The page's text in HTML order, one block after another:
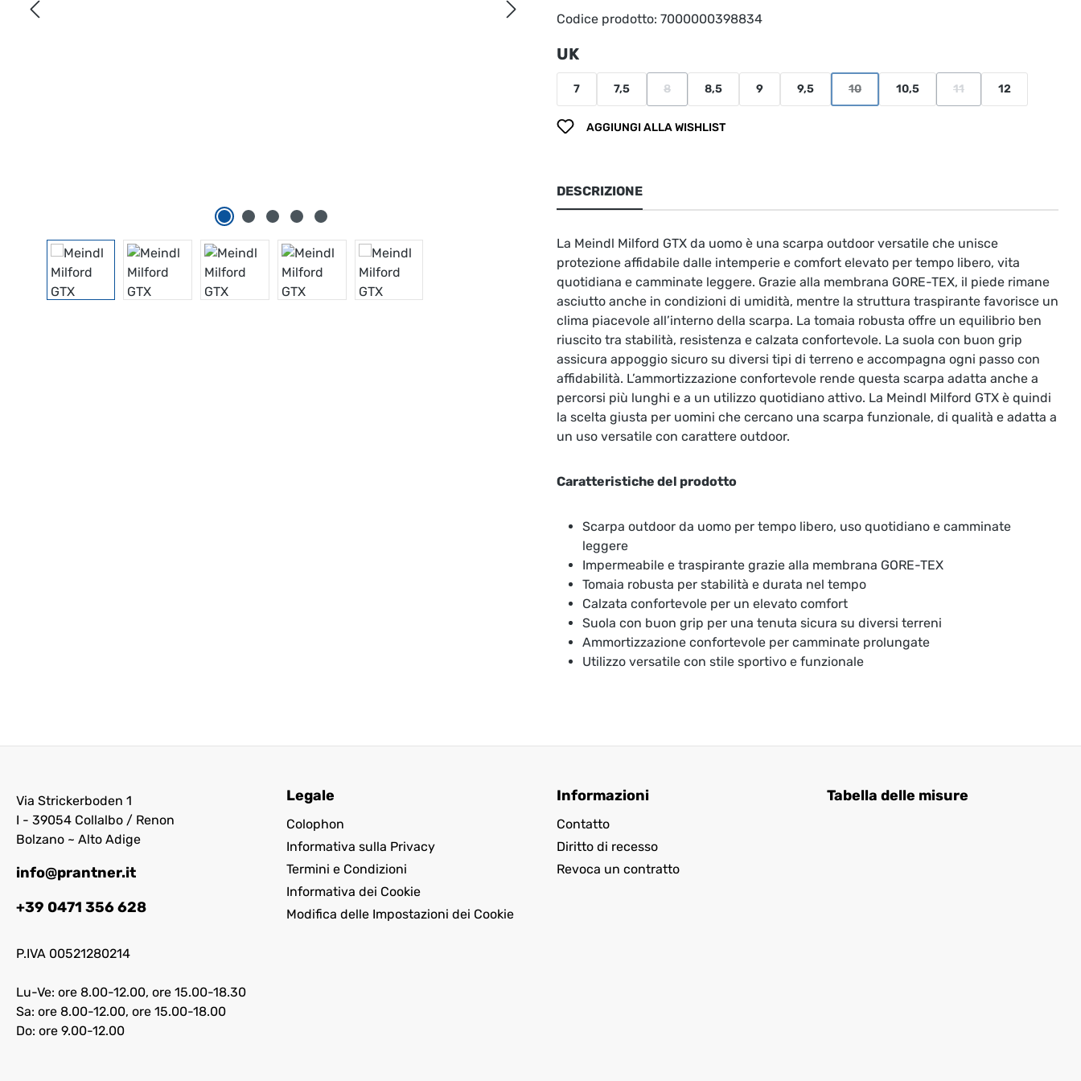
Codice prodotto: 7000000398834
Seleziona
UK
7 7,5 8
(Questa opzione non è al momento disponibile.)
8,5 9 9,5 10
(Questa opzione non è al momento disponibile.)
10,5 11 12
AGGIUNGI ALLA WISHLIST
DESCRIZIONE
La Meindl Milford GTX da uomo è una scarpa outdoor versatile che unisce
protezione affidabile dalle intemperie e comfort elevato per tempo libero, vita
quotidiana e camminate leggere. Grazie alla membrana GORE-TEX, il piede rimane
asciutto anche in condizioni di umidità, mentre la struttura traspirante favorisce un
clima piacevole all’interno della scarpa. La tomaia robusta offre un equilibrio ben
riuscito tra stabilità, resistenza e calzata confortevole. La suola con buon grip
assicura appoggio sicuro su diversi tipi di terreno e accompagna ogni passo con
affidabilità. L’ammortizzazione confortevole rende questa scarpa adatta anche a
percorsi più lunghi e a un utilizzo quotidiano attivo. La Meindl Milford GTX è quindi
la scelta giusta per uomini che cercano una scarpa funzionale, di qualità e adatta a
un uso versatile con carattere outdoor.
Caratteristiche del prodotto
Scarpa outdoor da uomo per tempo libero, uso quotidiano e camminate
leggere
Impermeabile e traspirante grazie alla membrana GORE-TEX
Tomaia robusta per stabilità e durata nel tempo
Calzata confortevole per un elevato comfort
Suola con buon grip per una tenuta sicura su diversi terreni
Ammortizzazione confortevole per camminate prolungate
Utilizzo versatile con stile sportivo e funzionale
Via Strickerboden 1
I - 39054 Collalbo / Renon
Bolzano ~ Alto Adige
info@prantner.it
+39 0471 356 628
P.IVA 00521280214
Lu-Ve: ore 8.00-12.00, ore 15.00-18.30
Sa: ore 8.00-12.00, ore 15.00-18.00
Do: ore 9.00-12.00
Legale
Colophon
Informativa sulla Privacy
Termini e Condizioni
Informativa dei Cookie
Modifica delle Impostazioni dei Cookie
Informazioni
Contatto
Diritto di recesso
Revoca un contratto
Tabella delle misure